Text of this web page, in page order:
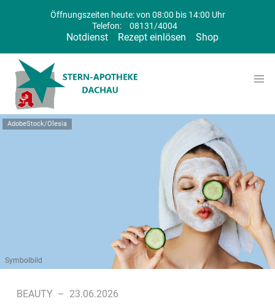
Öffnungszeiten heute: von 08:00 bis 14:00 Uhr
Telefon:
08131/4004
Notdienst Rezept einlösen Shop
AdobeStock/Olesia
Symbolbild
BEAUTY – 23.06.2026